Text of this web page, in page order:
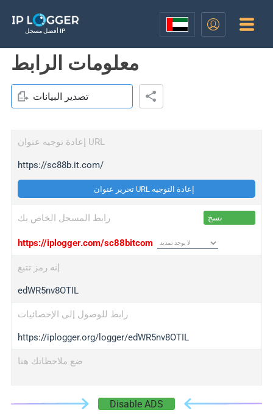
أفضل مسجل IP
معلومات الرابط
تصدير البيانات
إعادة توجيه عنوان URL
https://sc88b.it.com/
تحرير عنوان URL إعادة التوجيه
رابط المسجل الخاص بك نسخ
https://iplogger.com/sc88bitcom
إنه رمز تتبع
edWR5nv8OTIL
رابط للوصول إلى الإحصائيات
https://iplogger.org/logger/edWR5nv8OTIL
ضع ملاحظاتك هنا
Disable ADS